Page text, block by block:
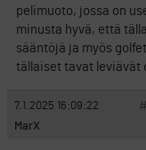
pelimuoto, jossa on
minusta hyvä, että
sääntöjä ja myös
tällaiset tavat leviävät
7.1.2025 16:09:22
MarX